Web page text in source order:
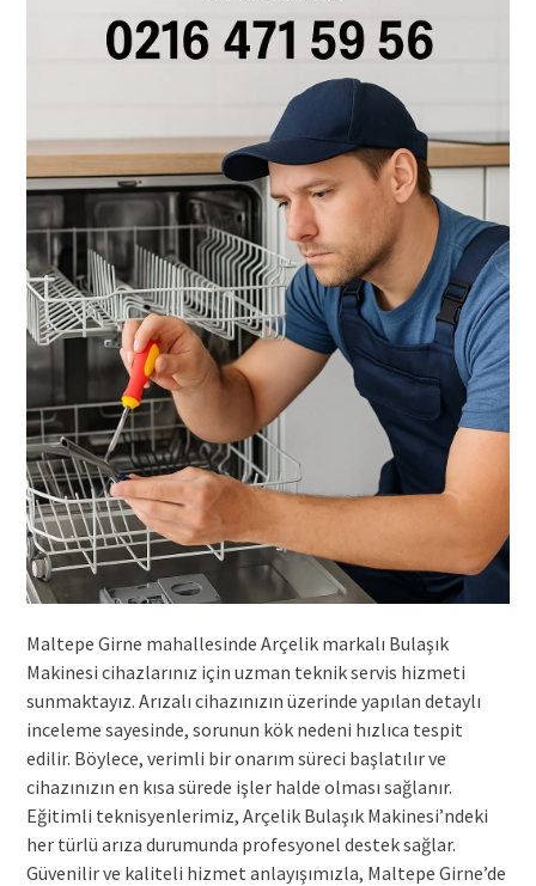
Maltepe Girne mahallesinde Arçelik markalı Bulaşık
Makinesi cihazlarınız için uzman teknik servis hizmeti
sunmaktayız. Arızalı cihazınızın üzerinde yapılan detaylı
inceleme sayesinde, sorunun kök nedeni hızlıca tespit
edilir. Böylece, verimli bir onarım süreci başlatılır ve
cihazınızın en kısa sürede işler halde olması sağlanır.
Eğitimli teknisyenlerimiz, Arçelik Bulaşık Makinesi’ndeki
her türlü arıza durumunda profesyonel destek sağlar.
Güvenilir ve kaliteli hizmet anlayışımızla, Maltepe Girne’de